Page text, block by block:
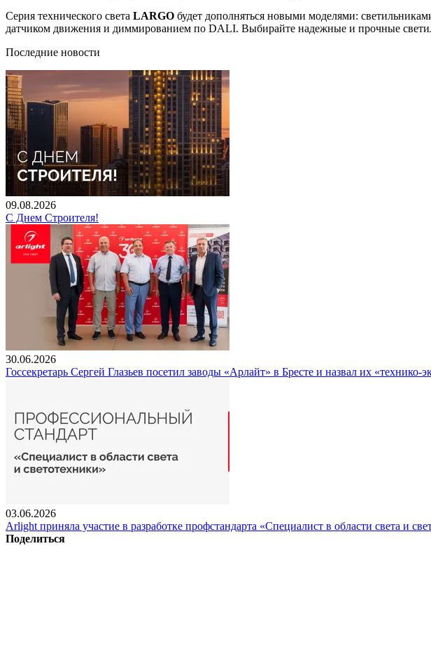
Серия технического света LARGO будет дополняться новыми моделями:
датчиком движения и диммированием по DALI. Выбирайте надежные и прочные
Последние новости
09.08.2026
С Днем Строителя!
30.06.2026
Госсекретарь Сергей Глазьев посетил заводы «Арлайт» в Бресте и назвал их «технико-
03.06.2026
Arlight приняла участие в разработке профстандарта «Специалист в области света и
Поделиться